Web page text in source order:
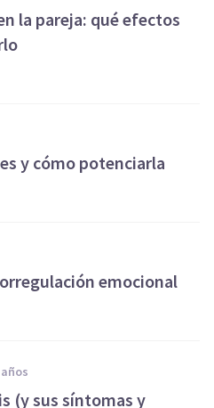
la pareja: qué efectos
y cómo potenciarla
emocional
años
(y sus síntomas y